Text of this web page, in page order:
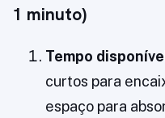
1 minuto)
Tempo
curtos para
espaço para